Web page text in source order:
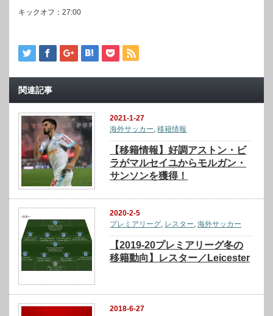
キックオフ：27:00
関連記事
2021-1-27
海外サッカー ,移籍情報
【移籍情報】好調アストン・ビ
ラがマルセイユからモルガン・
サンソンを獲得！
2020-2-5
プレミアリーグ, レスター,海外サッカー
【2019-20プレミアリーグ冬の
移籍動向】レスター／Leicester
2018-6-27